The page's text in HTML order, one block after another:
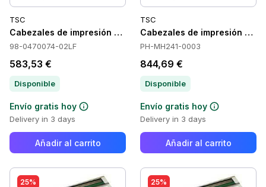
TSC
Cabezales de impresión TSC 98-0470074-02LF
98-0470074-02LF
583,53 €
Disponible
Envío gratis hoy
Delivery in 3 days
Añadir al carrito
TSC
Cabezales de impresión
PH-MH241-0003
844,69 €
Disponible
Envío gratis hoy
Delivery in 3 days
Añadir al carrito
25% 25%